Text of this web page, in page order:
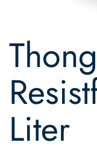
Liter
the
beginning
the
images